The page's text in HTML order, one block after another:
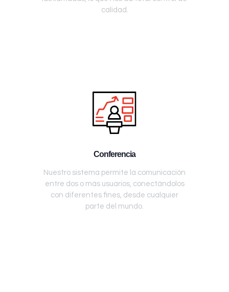
calidad.
Conferencia
Nuestro sistema permite la comunicación
entre dos o más usuarios, conectándolos
con diferentes fines, desde cualquier
parte del mundo.